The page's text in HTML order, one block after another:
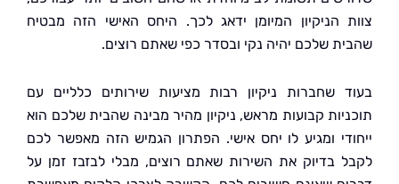
הניקיון המיומן ידאג לכך. היחס האישי הזה מבטיח
שלכם יהיה נקי ובסדר כפי שאתם רוצים.
שחברות ניקיון רבות מציעות שירותים כלליים עם
קבועות מראש, ניקיון מהיר מבינה שהבית שלכם הוא
ומגיע לו יחס אישי. הפתרון הגמיש הזה מאפשר לכם
בדיוק את השירות שאתם רוצים, מבלי לבזבז זמן על